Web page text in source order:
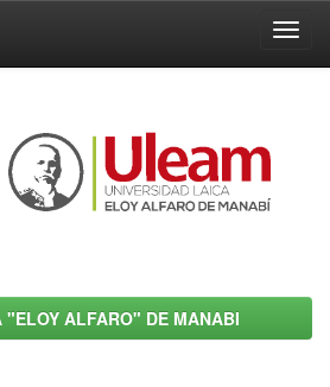
"ELOY ALFARO" DE MANABI